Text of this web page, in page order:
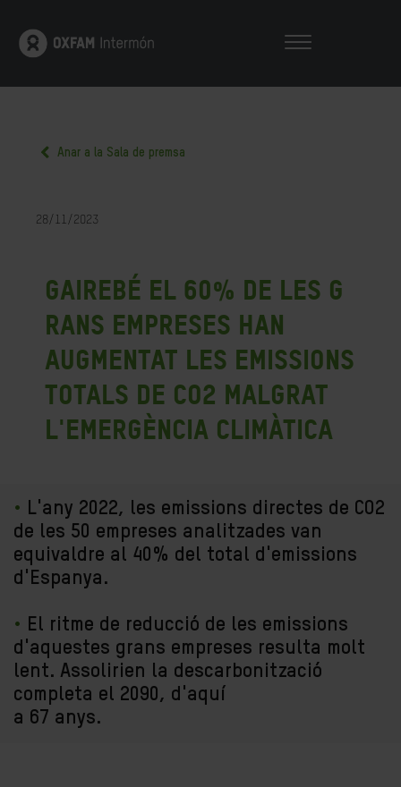
Anar a la Sala de premsa
28/11/2023
Gairebé el 60% de les g
rans empreses han
augmentat les emissions
totals de CO2 malgrat
l'emergència climàtica
• L'any 2022, les emissions directes de CO2
de les 50 empreses analitzades van
equivaldre al 40% del total d'emissions
d'Espanya.
• El ritme de reducció de les emissions
d'aquestes grans empreses resulta molt
lent. Assolirien la descarbonització
completa el 2090, d'aquí
a 67 anys.